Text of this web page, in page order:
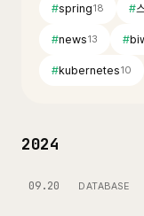
#spring18 #
#news13 #
#kubernetes10
2024
09.20 DATABASE